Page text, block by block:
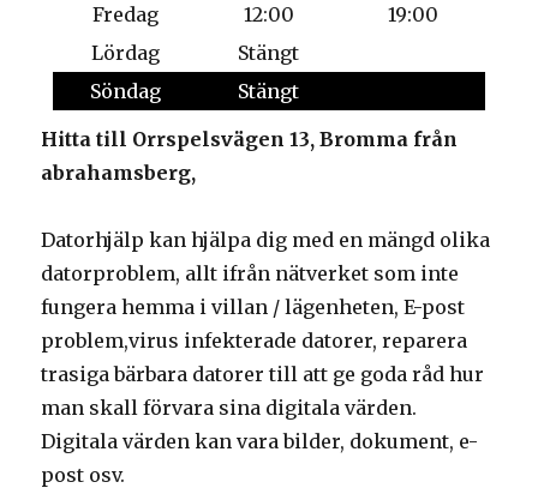
Fredag
12:00
19:00
Lördag
Stängt
Söndag
Stängt
Hitta till Orrspelsvägen 13, Bromma från
abrahamsberg,
Datorhjälp kan hjälpa dig med en mängd olika
datorproblem, allt ifrån nätverket som inte
fungera hemma i villan / lägenheten, E-post
problem,virus infekterade datorer, reparera
trasiga bärbara datorer till att ge goda råd hur
man skall förvara sina digitala värden.
Digitala värden kan vara bilder, dokument, e-
post osv.